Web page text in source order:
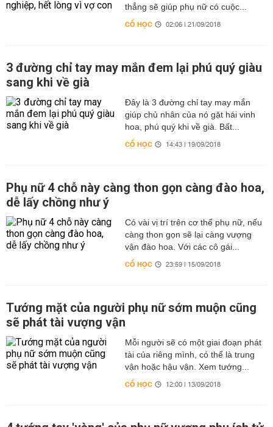
thẳng sẽ giúp phụ nữ có cuộc...
CỔ HỌC 02:06 | 21/09/2018
3 đường chỉ tay may mắn đem lại phú quý giàu
sang khi về già
Đây là 3 đường chỉ tay may mắn
giúp chủ nhân của nó gặt hái vinh
hoa, phú quý khi về già. Bất...
CỔ HỌC 14:43 | 19/09/2018
Phụ nữ 4 chỗ này càng thon gọn càng đào hoa,
dễ lấy chồng như ý
Có vài vị trí trên cơ thể phụ nữ, nếu
càng thon gọn sẽ lại càng vượng
vận đào hoa. Với các cô gái...
CỔ HỌC 23:59 | 15/09/2018
Tướng mặt của người phụ nữ sớm muộn cũng
sẽ phát tài vượng vận
Mỗi người sẽ có một giai đoạn phát
tài của riêng mình, có thể là trung
vận hoặc hậu vận. Xem tướng...
CỔ HỌC 12:00 | 13/09/2018